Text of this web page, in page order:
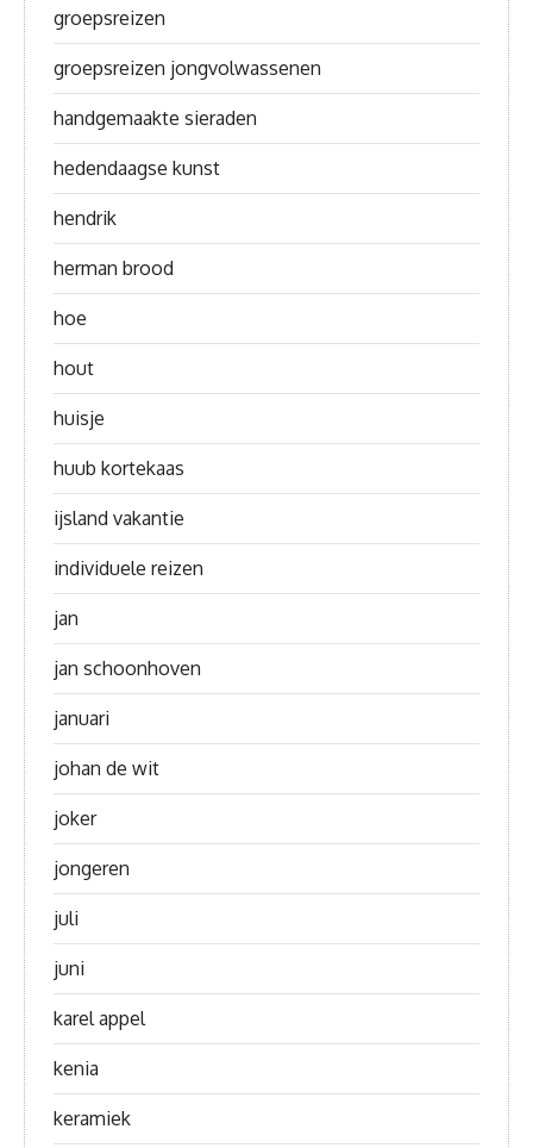
groepsreizen
groepsreizen jongvolwassenen
handgemaakte sieraden
hedendaagse kunst
hendrik
herman brood
hoe
hout
huisje
huub kortekaas
ijsland vakantie
individuele reizen
jan
jan schoonhoven
januari
johan de wit
joker
jongeren
juli
juni
karel appel
kenia
keramiek